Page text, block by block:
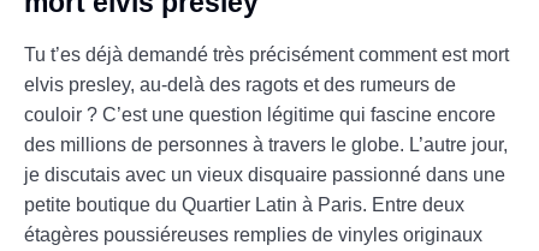
Tu t’es déjà demandé très précisément comment est mort
elvis presley, au-delà des ragots et des rumeurs de
couloir ? C’est une question légitime qui fascine encore
des millions de personnes à travers le globe. L’autre jour,
je discutais avec un vieux disquaire passionné dans une
petite boutique du Quartier Latin à Paris. Entre deux
étagères poussiéreuses remplies de vinyles originaux